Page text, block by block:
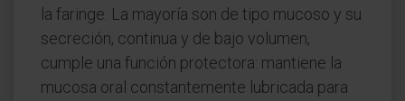
la faringe. La mayoría son de tipo mucoso y su
secreción, continua y de bajo volumen,
cumple una función protectora: mantiene la
mucosa oral constantemente lubricada para